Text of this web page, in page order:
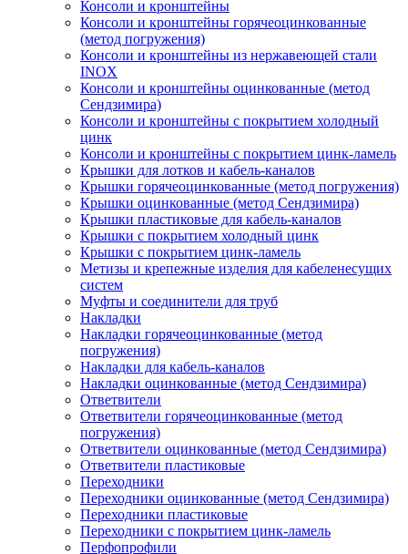
Консоли и кронштейны
Консоли и кронштейны горячеоцинкованные
(метод погружения)
Консоли и кронштейны из нержавеющей стали
INOX
Консоли и кронштейны оцинкованные (метод
Сендзимира)
Консоли и кронштейны с покрытием холодный
цинк
Консоли и кронштейны с покрытием цинк-ламель
Крышки для лотков и кабель-каналов
Крышки горячеоцинкованные (метод погружения)
Крышки оцинкованные (метод Сендзимира)
Крышки пластиковые для кабель-каналов
Крышки с покрытием холодный цинк
Крышки с покрытием цинк-ламель
Метизы и крепежные изделия для кабеленесущих
систем
Муфты и соединители для труб
Накладки
Накладки горячеоцинкованные (метод
погружения)
Накладки для кабель-каналов
Накладки оцинкованные (метод Сендзимира)
Ответвители
Ответвители горячеоцинкованные (метод
погружения)
Ответвители оцинкованные (метод Сендзимира)
Ответвители пластиковые
Переходники
Переходники оцинкованные (метод Сендзимира)
Переходники пластиковые
Переходники с покрытием цинк-ламель
Перфопрофили